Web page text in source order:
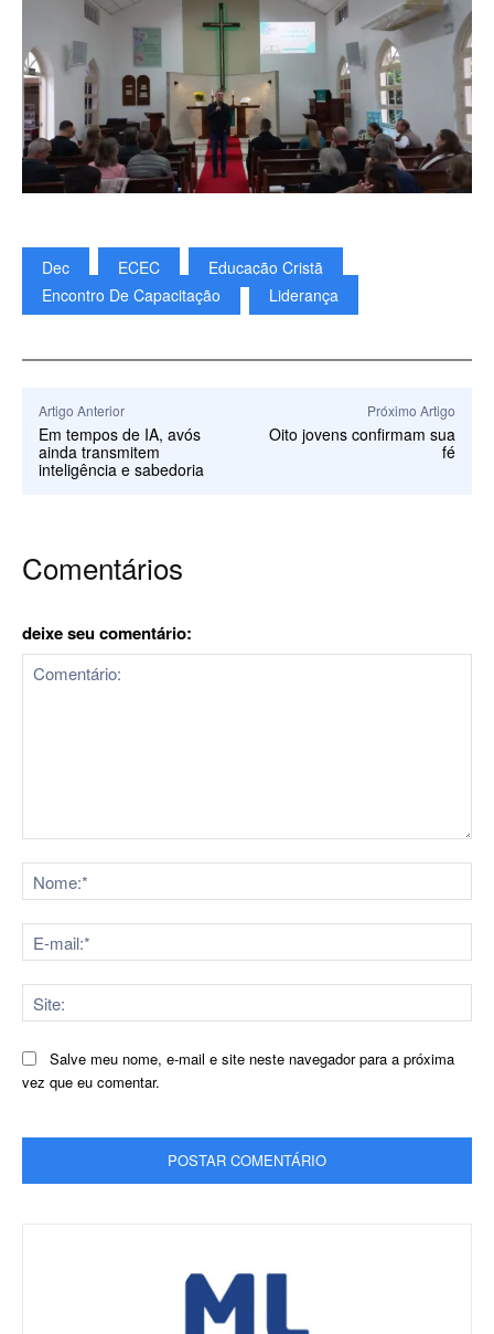
Dec ECEC
Educação Cristã
Encontro De Capacitação
Liderança
Artigo Anterior
Em tempos de IA, avós
ainda transmitem
inteligência e sabedoria
Próximo Artigo
Oito jovens confirmam sua
fé
Comentários
deixe seu comentário:
Salve meu nome, e-mail e site neste navegador para a próxima
vez que eu comentar.